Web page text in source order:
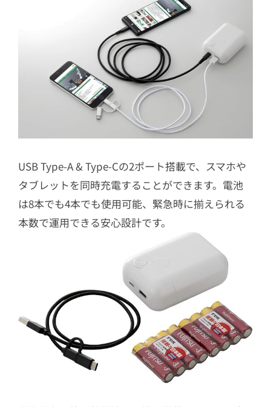
USB Type-A & Type-Cの2ポート搭載で、スマホや
タブレットを同時充電することができます。電池
は8本でも4本でも使用可能、緊急時に揃えられる
本数で運用できる安心設計です。